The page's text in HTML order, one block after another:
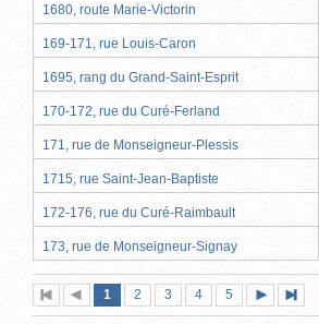
1680, route Marie-Victorin
169-171, rue Louis-Caron
1695, rang du Grand-Saint-Esprit
170-172, rue du Curé-Ferland
171, rue de Monseigneur-Plessis
1715, rue Saint-Jean-Baptiste
172-176, rue du Curé-Raimbault
173, rue de Monseigneur-Signay
Première
page
Page
précédente
Page
1 (page
actuelle)
Page
2 Page
3 Page
4 Page
5
suivante
page